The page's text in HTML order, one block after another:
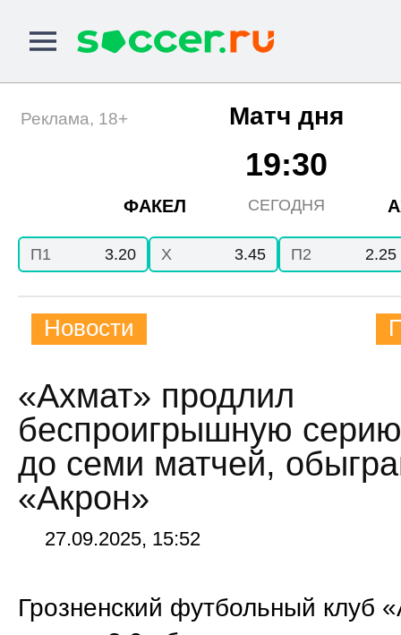
Матч дня
ФАКЕЛ
19:30
СЕГОДНЯ
Реклама, 18+
П1 3.20 X 3.45 П2 2.25
Новости
«Ахмат» продлил
беспроигрышную
до семи матчей,
«Акрон»
27.09.2025, 15:52
Грозненский футбольный клуб